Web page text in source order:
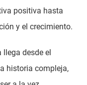
positiva hasta
y el crecimiento.
desde el
historia compleja,